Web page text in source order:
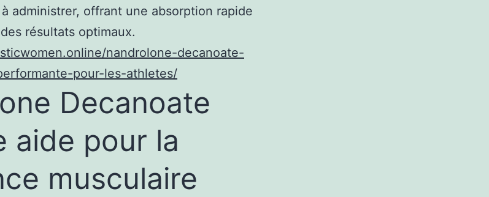
administrer, offrant une absorption rapide
résultats optimaux.
nandrolone-decanoate-
pour-les-athletes/
Decanoate
aide pour la
musculaire